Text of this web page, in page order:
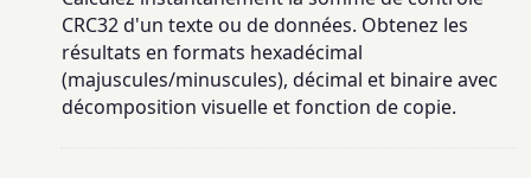
CRC32 d'un texte ou de données. Obtenez les
résultats en formats hexadécimal
(majuscules/minuscules), décimal et binaire avec
décomposition visuelle et fonction de copie.